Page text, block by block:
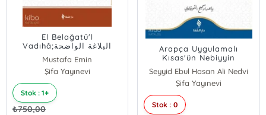
El Belağatü'l
Vadıhâ;البلاغة الواضحة
Mustafa Emin
Ali Carim
Şifa Yayınevi
Stok : 1+
₺750,00
Arapça Uygulamalı
Kısas'ün Nebiyyin
Seyyid Ebul Hasan Ali Nedvi
Şifa Yayınevi
Stok : 0